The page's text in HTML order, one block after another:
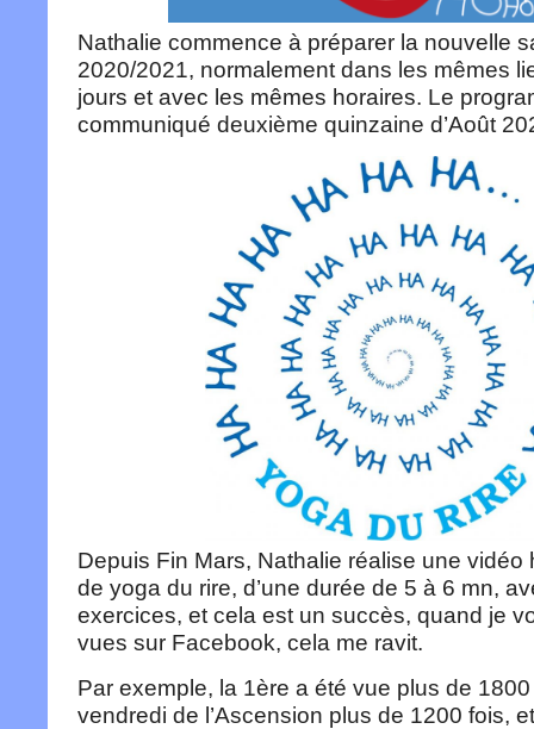
Nathalie commence à préparer la nouvelle
2020/2021, normalement dans les mêmes
jours et avec les mêmes horaires. Le
communiqué deuxième quinzaine d’Août
Depuis Fin Mars, Nathalie réalise une vidéo
de yoga du rire, d’une durée de 5 à 6 mn,
exercices, et cela est un succès, quand je
vues sur Facebook, cela me ravit.
Par exemple, la 1ère a été vue plus de
vendredi de l’Ascension plus de 1200 fois,